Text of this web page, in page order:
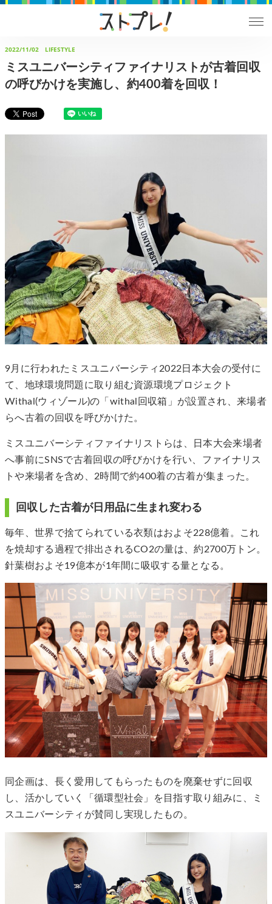
2022/11/02 LIFESTYLE
ミスユニバーシティファイナリストが古着回収
の呼びかけを実施し、約400着を回収！
9月に行われたミスユニバーシティ2022日本大会の受付に
て、地球環境問題に取り組む資源環境プロジェクト
Withal(ウィゾール)の「withal回収箱」が設置され、来場者
らへ古着の回収を呼びかけた。
ミスユニバーシティファイナリストらは、日本大会来場者
へ事前にSNSで古着回収の呼びかけを行い、ファイナリス
トや来場者を含め、2時間で約400着の古着が集まった。
回収した古着が日用品に生まれ変わる
毎年、世界で捨てられている衣類はおよそ228億着。これ
を焼却する過程で排出されるCO2の量は、約2700万トン。
針葉樹およそ19億本が1年間に吸収する量となる。
同企画は、長く愛用してもらったものを廃棄せずに回収
し、活かしていく「循環型社会」を目指す取り組みに、ミ
スユニバーシティが賛同し実現したもの。